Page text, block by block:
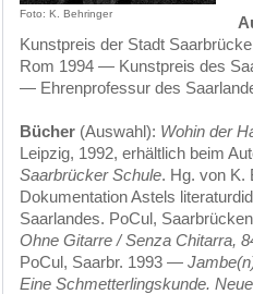
Foto: K. Behringer
Kunstpreis der Stadt
Rom 1994 — Kunstpreis des
— Ehrenprofessur des
Bücher (Auswahl): Wohin der
Leipzig, 1992, erhältlich beim
Saarbrücker Schule. Hg. von K.
Dokumentation Astels
Saarlandes. PoCul,
Ohne Gitarre / Senza Chitarra,
PoCul, Saarbr. 1993 —
Eine Schmetterlingskunde.